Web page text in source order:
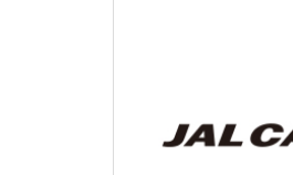
ソーシャルメディアポリシー